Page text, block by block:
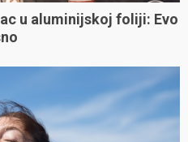
u aluminijskoj foliji: Evo